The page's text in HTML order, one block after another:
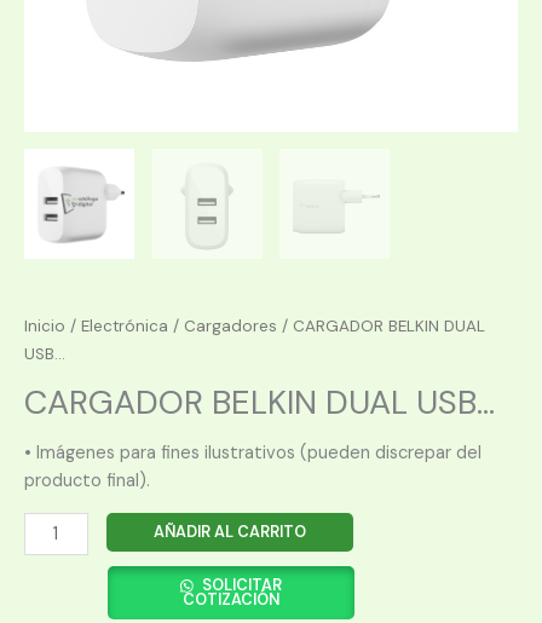
Inicio / Electrónica / Cargadores / CARGADOR BELKIN DUAL
USB...
CARGADOR BELKIN DUAL USB...
• Imágenes para fines ilustrativos (pueden discrepar del
producto final).
CARGADOR
BELKIN
AÑADIR AL CARRITO
SOLICITAR
COTIZACIÓN